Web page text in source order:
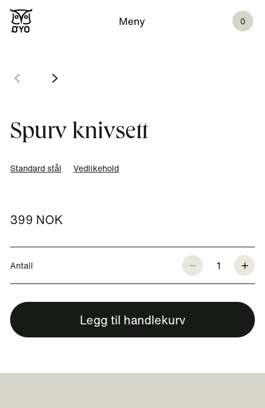
Meny 0
Spurv knivsett
Standard stål Vedlikehold
399 NOK
Antall 1
Legg til handlekurv